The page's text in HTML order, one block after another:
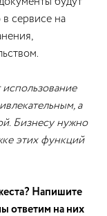
в сервисе на
а
Бизнесу нужно
этих функций
Напишите
ответим на них